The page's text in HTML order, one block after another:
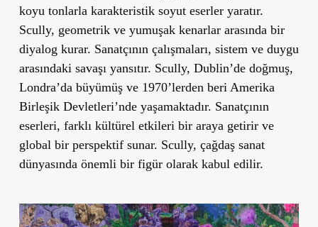
koyu tonlarla karakteristik soyut eserler yaratır.
Scully, geometrik ve yumuşak kenarlar arasında bir
diyalog kurar. Sanatçının çalışmaları, sistem ve duygu
arasındaki savaşı yansıtır. Scully, Dublin’de doğmuş,
Londra’da büyümüş ve 1970’lerden beri Amerika
Birleşik Devletleri’nde yaşamaktadır. Sanatçının
eserleri, farklı kültürel etkileri bir araya getirir ve
global bir perspektif sunar. Scully, çağdaş sanat
dünyasında önemli bir figür olarak kabul edilir.